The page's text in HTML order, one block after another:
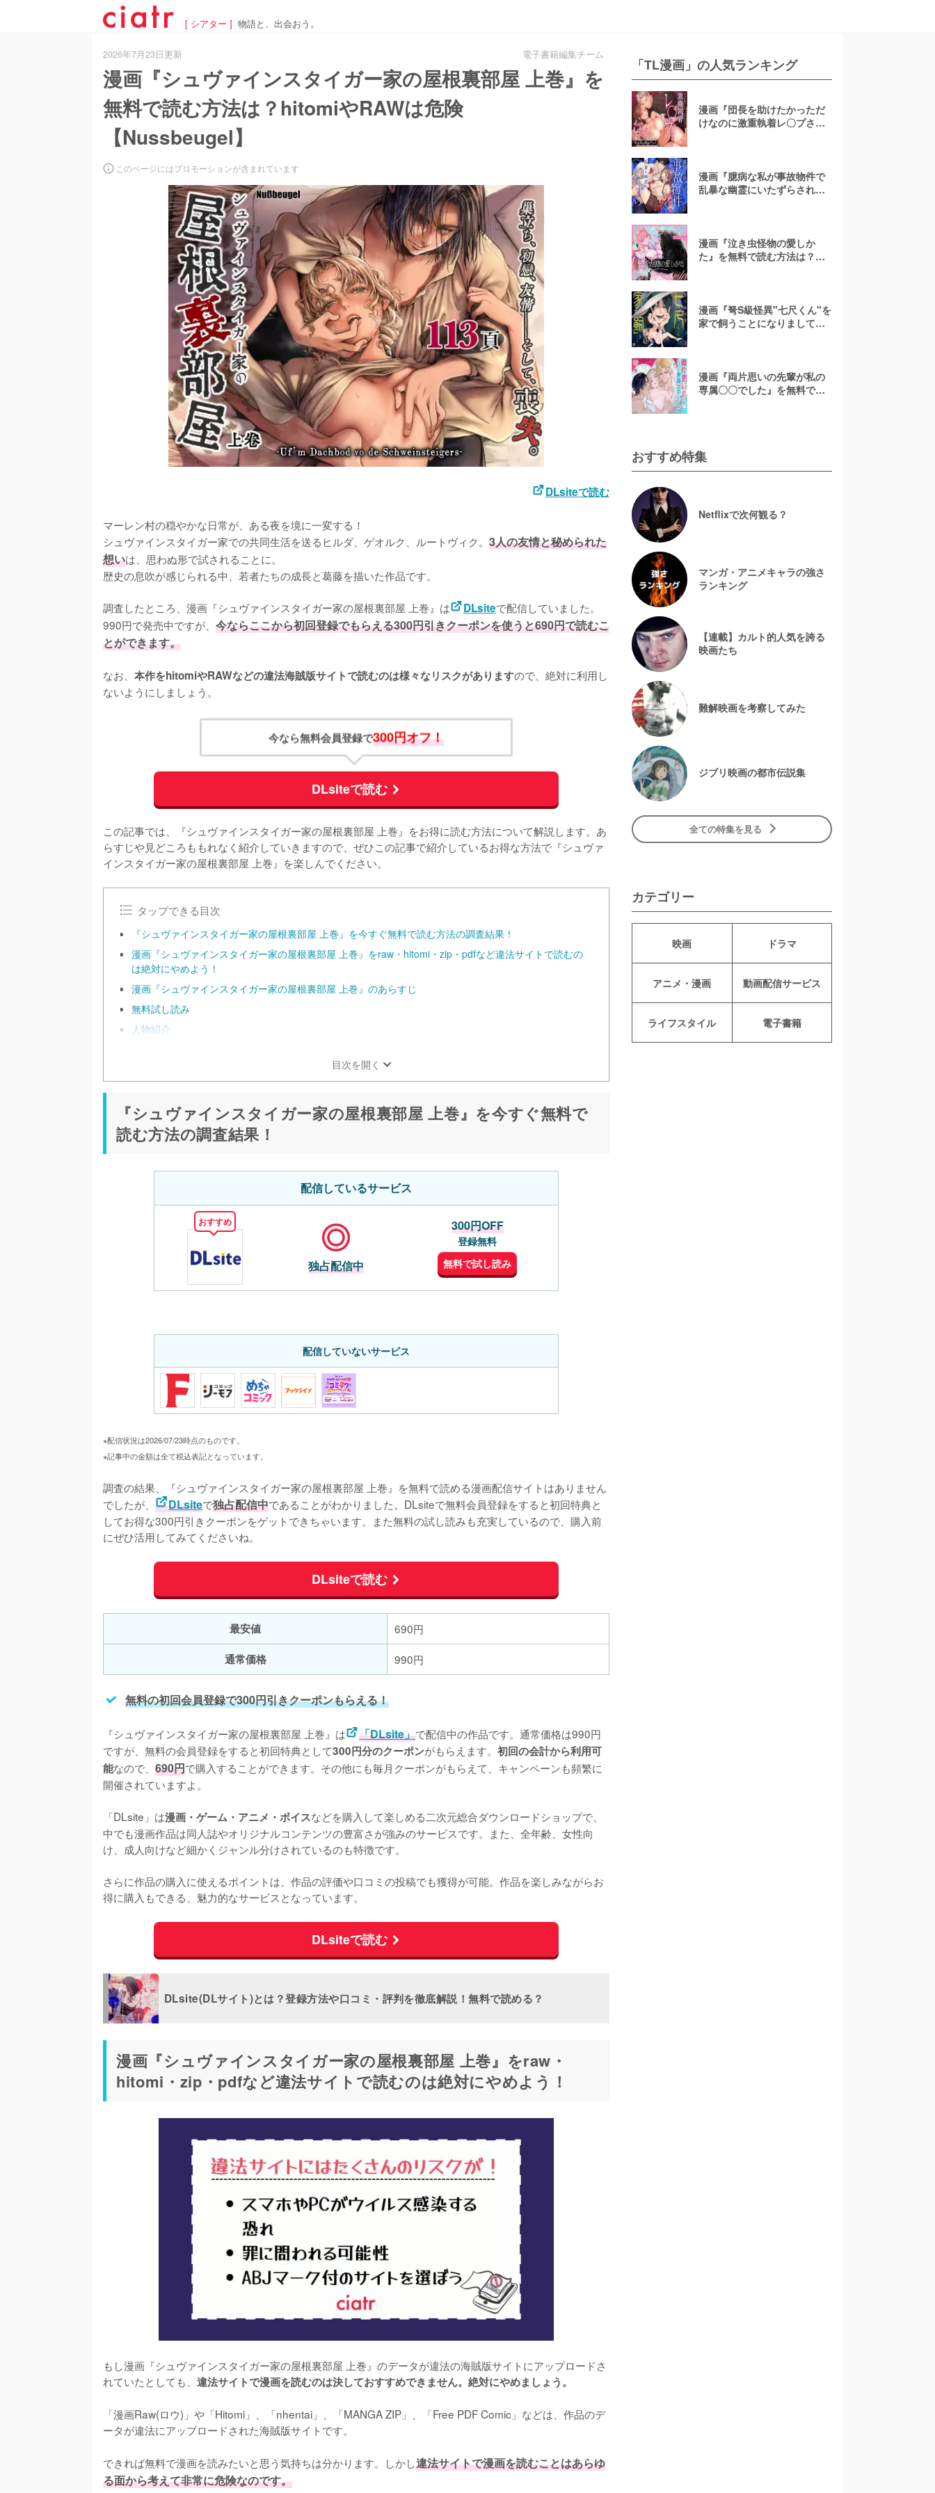
[ シアター ] 物語と、出会おう。
2026年7月23日更新 電子書籍編集チーム
漫画『シュヴァインスタイガー家の屋根裏部屋 上巻』を
無料で読む方法は？hitomiやRAWは危険
【Nussbeugel】
このページにはプロモーションが含まれています
DLsiteで読む
マーレン村の穏やかな日常が、ある夜を境に一変する！
シュヴァインスタイガー家での共同生活を送るヒルダ、ゲオルク、ルートヴィク。 3人の友情と秘められた
想いは、思わぬ形で試されることに。
歴史の息吹が感じられる中、若者たちの成長と葛藤を描いた作品です。
調査したところ、漫画『シュヴァインスタイガー家の屋根裏部屋 上巻』は DLsiteで配信していました。
990円で発売中ですが、 今ならここから初回登録でもらえる300円引きクーポンを使うと690円で読むこ
とができます。
なお、 本作をhitomiやRAWなどの違法海賊版サイトで読むのは様々なリスクがありますので、絶対に利用し
ないようにしましょう。
今なら無料会員登録で300円オフ！
DLsiteで読む
この記事では、『シュヴァインスタイガー家の屋根裏部屋 上巻』をお得に読む方法について解説します。あ
らすじや見どころももれなく紹介していきますので、ぜひこの記事で紹介しているお得な方法で『シュヴァ
インスタイガー家の屋根裏部屋 上巻』を楽しんでください。
タップできる目次
『シュヴァインスタイガー家の屋根裏部屋 上巻』を今すぐ無料で読む方法の調査結果！
漫画『シュヴァインスタイガー家の屋根裏部屋 上巻』をraw・hitomi・zip・pdfなど違法サイトで読むの
は絶対にやめよう！
漫画『シュヴァインスタイガー家の屋根裏部屋 上巻』のあらすじ
無料試し読み
人物紹介
目次を開く
『シュヴァインスタイガー家の屋根裏部屋 上巻』を今すぐ無料で
読む方法の調査結果！
配信しているサービス
おすすめ
独占配信中
300円OFF
登録無料
無料で試し読み
配信していないサービス
※配信状況は2026/07/23時点のものです。
※記事中の金額は全て税込表記となっています。
調査の結果、『シュヴァインスタイガー家の屋根裏部屋 上巻』を無料で読める漫画配信サイトはありません
でしたが、
DLsiteで独占配信中であることがわかりました。DLsiteで無料会員登録をすると初回特典と
してお得な300円引きクーポンをゲットできちゃいます。また無料の試し読みも充実しているので、購入前
にぜひ活用してみてくださいね。
DLsiteで読む
最安値
690円
通常価格
990円
無料の初回会員登録で300円引きクーポンもらえる！
『シュヴァインスタイガー家の屋根裏部屋 上巻』は 「DLsite」で配信中の作品です。通常価格は990円
ですが、無料の会員登録をすると初回特典として300円分のクーポンがもらえます。 初回の会計から利用可
能なので、 690円で購入することができます。その他にも毎月クーポンがもらえて、キャンペーンも頻繁に
開催されていますよ。
「DLsite」は漫画・ゲーム・アニメ・ボイスなどを購入して楽しめる二次元総合ダウンロードショップで、
中でも漫画作品は同人誌やオリジナルコンテンツの豊富さが強みのサービスです。また、全年齢、女性向
け、成人向けなど細かくジャンル分けされているのも特徴です。
さらに作品の購入に使えるポイントは、作品の評価や口コミの投稿でも獲得が可能。作品を楽しみながらお
得に購入もできる、魅力的なサービスとなっています。
DLsiteで読む
DLsite(DLサイト)とは？登録方法や口コミ・評判を徹底解説！無料で読める？
漫画『シュヴァインスタイガー家の屋根裏部屋 上巻』をraw・
hitomi・zip・pdfなど違法サイトで読むのは絶対にやめよう！
もし漫画『シュヴァインスタイガー家の屋根裏部屋 上巻』のデータが違法の海賊版サイトにアップロードさ
れていたとしても、 違法サイトで漫画を読むのは決しておすすめできません。絶対にやめましょう。
「漫画Raw(ロウ)」や「Hitomi」、「nhentai」、「MANGA ZIP」、「Free PDF Comic」などは、作品のデ
ータが違法にアップロードされた海賊版サイトです。
できれば無料で漫画を読みたいと思う気持ちは分かります。しかし違法サイトで漫画を読むことはあらゆ
る面から考えて非常に危険なのです。
「TL漫画」の人気ランキング
漫画『団長を助けたかっただ
けなのに激重執着レ〇プされ
漫画『臆病な私が事故物件で
乱暴な幽霊にいたずらされ
【NOFI】
漫画『泣き虫怪物の愛しか
た』を無料で読む方法は？
漫画『弩S級怪異"七尺くん"を
家で飼うことになりまして』
漫画『両片思いの先輩が私の
専属〇〇でした』を無料で読
おすすめ特集
Netflixで次何観る？
マンガ・アニメキャラの強さ
ランキング
【連載】カルト的人気を誇る
映画たち
難解映画を考察してみた
ジブリ映画の都市伝説集
全ての特集を見る
カテゴリー
映画 ドラマ
アニメ・漫画 動画配信サービス
ライフスタイル 電子書籍